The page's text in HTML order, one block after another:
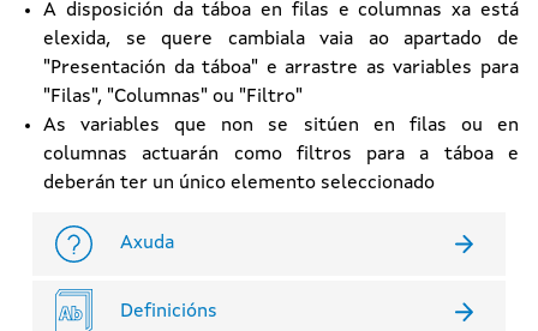
A disposición da táboa en filas e columnas xa está
elexida, se quere cambiala vaia ao apartado de
"Presentación da táboa" e arrastre as variables para
"Filas", "Columnas" ou "Filtro"
As variables que non se sitúen en filas ou en
columnas actuarán como filtros para a táboa e
deberán ter un único elemento seleccionado
Axuda
Definicións